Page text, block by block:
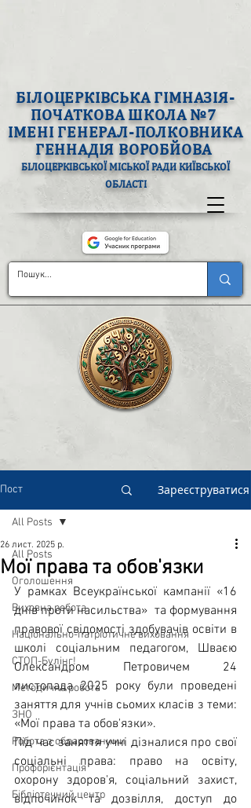
БІЛОЦЕРКІВСЬКА ГІМНАЗІЯ-
ПОЧАТКОВА ШКОЛА №7
ІМЕНІ ГЕНЕРАЛ-ПОЛКОВНИКА
ГЕННАДІЯ ВОРОБЙОВА
БІЛОЦЕРКІВСЬКОЇ МІСЬКОЇ РАДИ КИЇВСЬКОЇ
ОБЛАСТІ
Пост Зареєструватися
All Posts
Оголошення
Виховна робота
Національно-патріотичне виховання
СТОП-Булінг!
Методична робота
ЗНО
Робота з обдарованими
Профорієнтація
Бібліотечний центр
All Posts
Мої права та обов'язки
26 лист. 2025 р.
У рамках Всеукраїнської кампанії «16
днів проти насильства»  та формування
правової свідомості здобувачів освіти в
школі соціальним педагогом, Шваєю
Олександром Петровичем 24
листопада 2025 року були проведені
заняття для учнів сьомих класів з теми:
«Мої права та обов'язки».
Під час заняття учні дізналися про свої
соціальні права: право на освіту,
охорону здоров'я, соціальний захист,
відпочинок та дозвілля, доступ до